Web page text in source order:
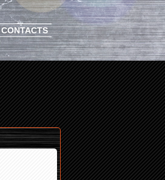
CONTACTS